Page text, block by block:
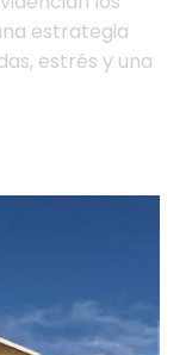
estrategia
estrés y una